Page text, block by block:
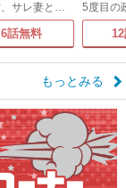
シタ女、サレ妻と入れ替わる～クズ夫に代理で復讐しまーす～
6話無料
もっとみる